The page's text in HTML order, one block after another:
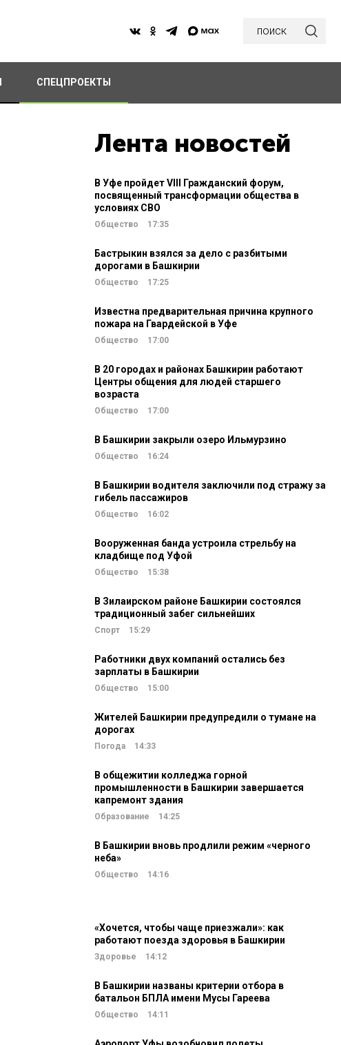
поиск
СПЕЦПРОЕКТЫ
Лента новостей
В Уфе пройдет VIII Гражданский форум,
посвященный трансформации общества в
условиях СВО
Общество 17:35
Бастрыкин взялся за дело с разбитыми
дорогами в Башкирии
Общество 17:25
Известна предварительная причина крупного
пожара на Гвардейской в Уфе
Общество 17:00
В 20 городах и районах Башкирии работают
Центры общения для людей старшего
возраста
Общество 17:00
В Башкирии закрыли озеро Ильмурзино
Общество 16:24
В Башкирии водителя заключили под стражу за
гибель пассажиров
Общество 16:02
Вооруженная банда устроила стрельбу на
кладбище под Уфой
Общество 15:38
В Зилаирском районе Башкирии состоялся
традиционный забег сильнейших
Спорт 15:29
Работники двух компаний остались без
зарплаты в Башкирии
Общество 15:00
Жителей Башкирии предупредили о тумане на
дорогах
Погода 14:33
В общежитии колледжа горной
промышленности в Башкирии завершается
капремонт здания
Образование 14:25
В Башкирии вновь продлили режим «черного
неба»
Общество 14:16
«Хочется, чтобы чаще приезжали»: как
работают поезда здоровья в Башкирии
Здоровье 14:12
В Башкирии названы критерии отбора в
батальон БПЛА имени Мусы Гареева
Общество 14:11